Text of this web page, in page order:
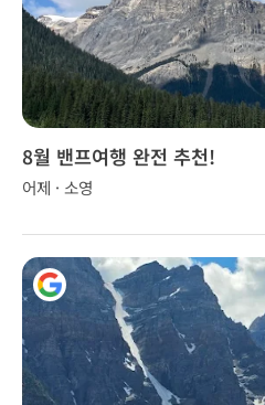
8월 밴프여행 완전 추천!
어제 · 소영